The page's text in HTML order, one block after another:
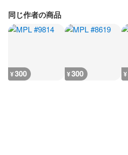
同じ作者の商品
¥300 ¥300 ¥